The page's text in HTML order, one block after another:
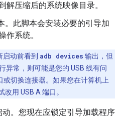
解压缩后的系统映像目录。
。此脚本会安装必要的引导加
作系统。
启动前看到 adb devices 输出，但
异常，则可能是您的 USB 线有问
或切换连接器。如果您在计算机上
改用 USB A 端口。
。您现在应锁定引导加载程序